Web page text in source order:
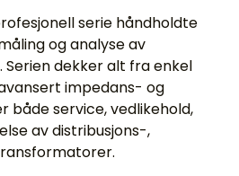
serie håndholdte
og analyse av
dekker alt fra enkel
impedans- og
både service, vedlikehold,
av distribusjons-,